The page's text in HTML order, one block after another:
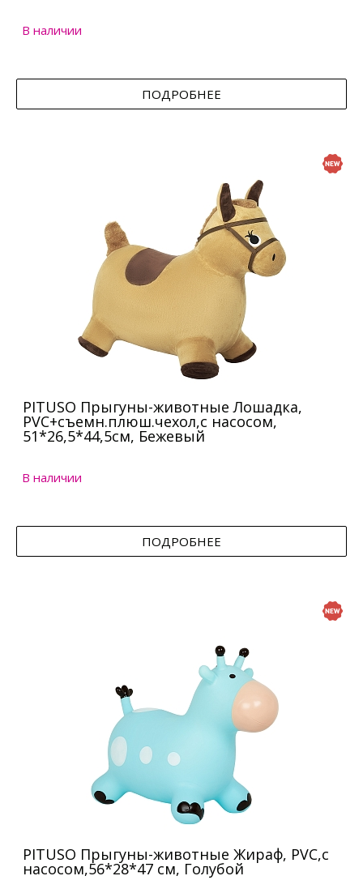
В наличии
ПОДРОБНЕЕ
PITUSO Прыгуны-животные Лошадка,
PVC+съемн.плюш.чехол,с насосом,
51*26,5*44,5см, Бежевый
В наличии
ПОДРОБНЕЕ
PITUSO Прыгуны-животные Жираф, PVC,с
насосом,56*28*47 см, Голубой